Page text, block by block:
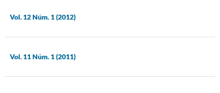
Vol. 12 Núm. 1 (2012)
Vol. 11 Núm. 1 (2011)